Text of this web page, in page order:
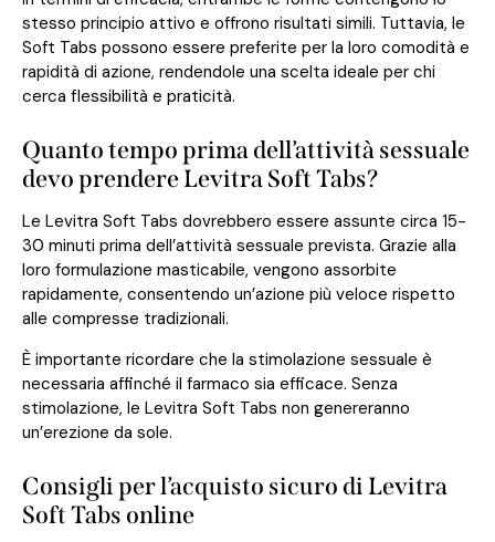
stesso principio attivo e offrono risultati simili. Tuttavia, le
Soft Tabs possono essere preferite per la loro comodità e
rapidità di azione, rendendole una scelta ideale per chi
cerca flessibilità e praticità.
Quanto tempo prima dell’attività sessuale
devo prendere Levitra Soft Tabs?
Le Levitra Soft Tabs dovrebbero essere assunte circa 15-
30 minuti prima dell’attività sessuale prevista. Grazie alla
loro formulazione masticabile, vengono assorbite
rapidamente, consentendo un’azione più veloce rispetto
alle compresse tradizionali.
È importante ricordare che la stimolazione sessuale è
necessaria affinché il farmaco sia efficace. Senza
stimolazione, le Levitra Soft Tabs non genereranno
un’erezione da sole.
Consigli per l’acquisto sicuro di Levitra
Soft Tabs online